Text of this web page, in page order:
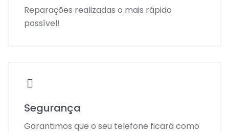
Reparações realizadas o mais rápido
possível!
Segurança
Garantimos que o seu telefone ficará como